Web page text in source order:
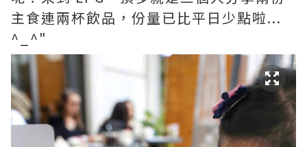
主食連兩杯飲品，份量已比平日少點啦...
^_^"